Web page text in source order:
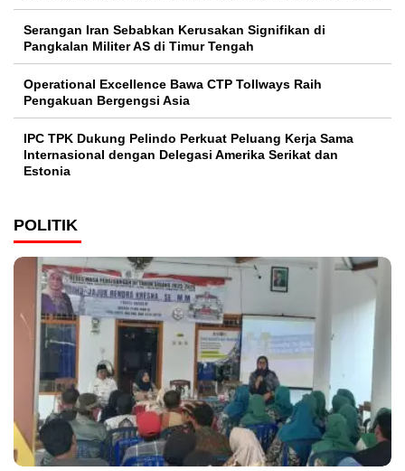
Serangan Iran Sebabkan Kerusakan Signifikan di
Pangkalan Militer AS di Timur Tengah
Operational Excellence Bawa CTP Tollways Raih
Pengakuan Bergengsi Asia
IPC TPK Dukung Pelindo Perkuat Peluang Kerja Sama
Internasional dengan Delegasi Amerika Serikat dan
Estonia
POLITIK